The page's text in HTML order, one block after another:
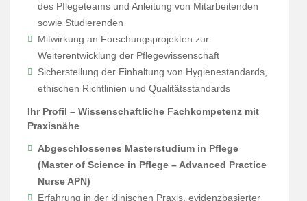
des Pflegeteams und Anleitung von Mitarbeitenden
sowie Studierenden
Mitwirkung an Forschungsprojekten zur
Weiterentwicklung der Pflegewissenschaft
Sicherstellung der Einhaltung von Hygienestandards,
ethischen Richtlinien und Qualitätsstandards
Ihr Profil – Wissenschaftliche Fachkompetenz mit
Praxisnähe
Abgeschlossenes Masterstudium in Pflege
(Master of Science in Pflege – Advanced Practice
Nurse APN)
Erfahrung in der klinischen Praxis, evidenzbasierter